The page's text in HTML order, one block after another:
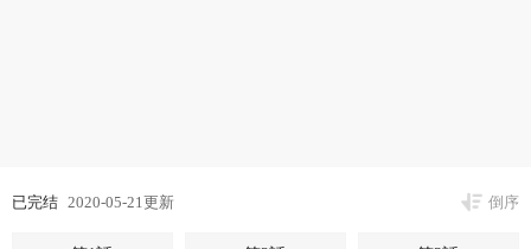
已完结 2020-05-21更新 倒序